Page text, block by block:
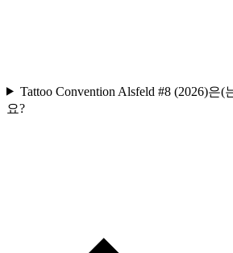
Tattoo Convention Alsfeld #8 (2026)은
요?